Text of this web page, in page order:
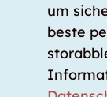
Medienbeiträge
Wie gross
Was kostet ein
Für
um
beste